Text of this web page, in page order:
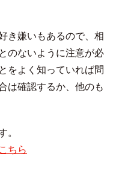
き嫌いもあるので、相
のないように注意が必
をよく知っていれば問
は確認するか、他のも
。
こちら